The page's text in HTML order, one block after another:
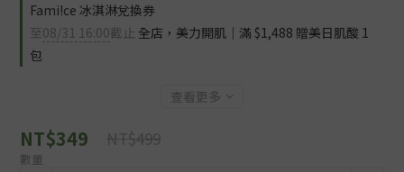
Fami!ce 冰淇淋兌換券
至08/31 16:00截止 全店，美力開肌｜滿 $1,488 贈美日肌酸 1
包
查看更多
NT$349 NT$499
數量